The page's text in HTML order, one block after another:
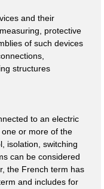
and their
protective
of such devices
structures
to an electric
or more of the
isolation, switching
can be considered
the French term has
and includes for